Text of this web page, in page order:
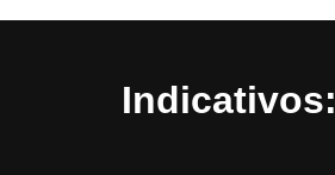
Indicativos: